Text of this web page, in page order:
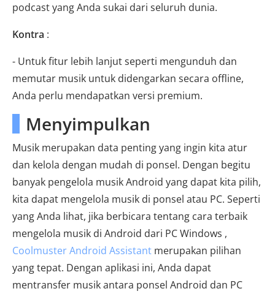
podcast yang Anda sukai dari seluruh dunia.
Kontra :
- Untuk fitur lebih lanjut seperti mengunduh dan
memutar musik untuk didengarkan secara offline,
Anda perlu mendapatkan versi premium.
Menyimpulkan
Musik merupakan data penting yang ingin kita atur
dan kelola dengan mudah di ponsel. Dengan begitu
banyak pengelola musik Android yang dapat kita pilih,
kita dapat mengelola musik di ponsel atau PC. Seperti
yang Anda lihat, jika berbicara tentang cara terbaik
mengelola musik di Android dari PC Windows ,
Coolmuster Android Assistant merupakan pilihan
yang tepat. Dengan aplikasi ini, Anda dapat
mentransfer musik antara ponsel Android dan PC